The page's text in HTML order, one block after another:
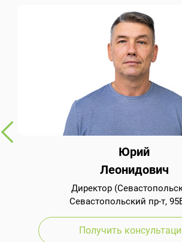
Юрий
Леонидович
Директор
Севастопольский пр-т,
Получить